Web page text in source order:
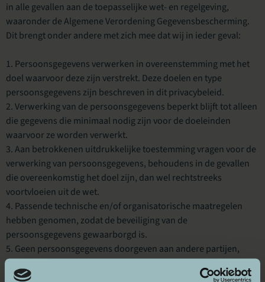
in alle gevallen aan de toepasselijke wet- en regelgeving,
waaronder de Algemene Verordening Gegevensbescherming.
Dit brengt onder andere met zich mee dat wij in ieder geval:
Persoonsgegevens verwerken in overeenstemming met het
doel waarvoor deze zijn verstrekt. Deze doelen en type
persoonsgegevens zijn beschreven in dit privacybeleid.
Verwerking van de persoonsgegevens beperkt blijft tot alleen
die gegevens die minimaal nodig zijn voor de doeleinden
waarvoor ze worden verwerkt.
Aan betrokkenen uitdrukkelijke toestemming vragen voor de
verwerking van persoonsgegevens, behoudens in de gevallen
die overeenkomstig het doel zijn, dan wel rechtstreeks
voortvloeien uit de wet.
Passende technische en/of organisatorische maatregelen
hebben genomen, zodat de beveiliging van de
persoonsgegevens gewaarborgd is.
Geen persoonsgegevens doorgeven aan andere partijen,
tenzij dit nodig is voor uitvoering van de doeleinden waarvoor
ze zijn verstrekt, dan wel voortvloeit uit de wet.